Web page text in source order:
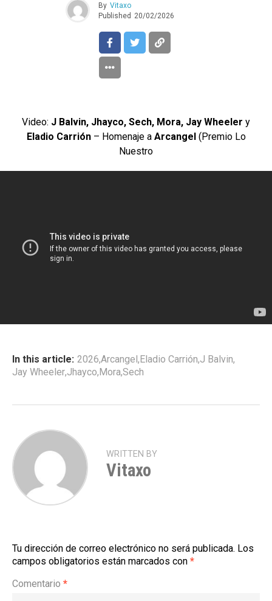
By Vitaxo
Published 20/02/2026
Video: J Balvin, Jhayco, Sech, Mora, Jay Wheeler y
Eladio Carrión– Homenaje a Arcangel (Premio Lo
Nuestro
In this article: 2026,Arcangel,Eladio Carrión,J Balvin,
Jay Wheeler,Jhayco,Mora,Sech
WRITTEN BY
Vitaxo
Tu dirección de correo electrónico no será publicada. Los
campos obligatorios están marcados con *
Comentario *